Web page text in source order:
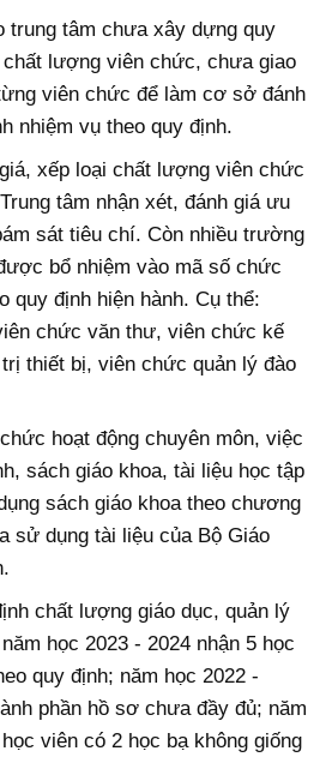
trung tâm chưa xây dựng quy
lượng viên chức, chưa giao
viên chức để làm cơ sở đánh
nhiệm vụ theo quy định.
xếp loại chất lượng viên chức
tâm nhận xét, đánh giá ưu
sát tiêu chí. Còn nhiều trường
bổ nhiệm vào mã số chức
quy định hiện hành. Cụ thể:
chức văn thư, viên chức kế
thiết bị, viên chức quản lý đào
hoạt động chuyên môn, việc
sách giáo khoa, tài liệu học tập
sách giáo khoa theo chương
sử dụng tài liệu của Bộ Giáo
chất lượng giáo dục, quản lý
học 2023 - 2024 nhận 5 học
quy định; năm học 2022 -
phần hồ sơ chưa đầy đủ; năm
viên có 2 học bạ không giống